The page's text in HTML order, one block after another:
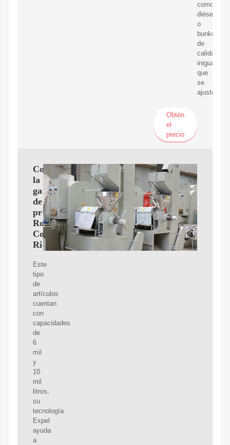
como
diésel
o
bunker
de
calidad
inigualable
que
se
ajusten
Obtén
el
precio
Conoce
la
gama
de
productos
Rotoplas
Costa
Rica
Este
tipo
de
artículos
cuentan
con
capacidades
de
6
mil
y
10
mil
litros,
su
tecnología
Expel
ayuda
a